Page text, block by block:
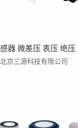
北京三源科技有限公司